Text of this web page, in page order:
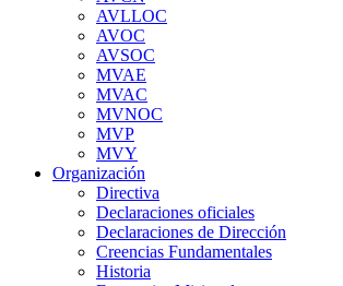
AVLLOC
AVOC
AVSOC
MVAE
MVAC
MVNOC
MVP
MVY
Organización
Directiva
Declaraciones oficiales
Declaraciones de Dirección
Creencias Fundamentales
Historia